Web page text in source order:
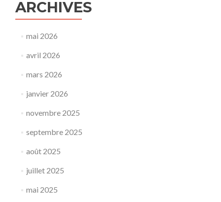
ARCHIVES
mai 2026
avril 2026
mars 2026
janvier 2026
novembre 2025
septembre 2025
août 2025
juillet 2025
mai 2025